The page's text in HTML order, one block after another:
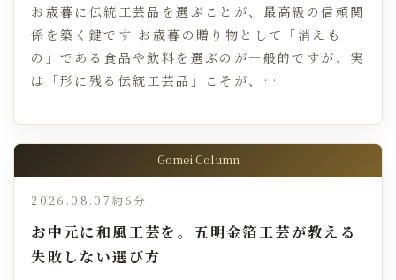
お歳暮に伝統工芸品を選ぶことが、最高級の信頼関
係を築く鍵です お歳暮の贈り物として「消えも
の」である食品や飲料を選ぶのが一般的ですが、実
は「形に残る伝統工芸品」こそが、…
Gomei Column
2026.08.07 約6分
お中元に和風工芸を。五明金箔工芸が教える
失敗しない選び方